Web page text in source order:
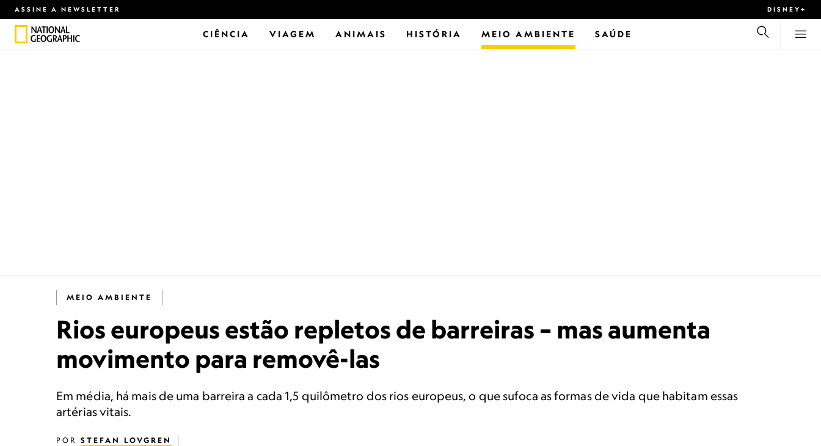
ASSINE A NEWSLETTER DISNEY+
CIÊNCIA VIAGEM ANIMAIS HISTÓRIA MEIO AMBIENTE SAÚDE
MEIO AMBIENTE
Rios europeus estão repletos de barreiras – mas aumenta
movimento para removê-las
Em média, há mais de uma barreira a cada 1,5 quilômetro dos rios europeus, o que sufoca as formas de vida que habitam essas
artérias vitais.
POR STEFAN LOVGREN